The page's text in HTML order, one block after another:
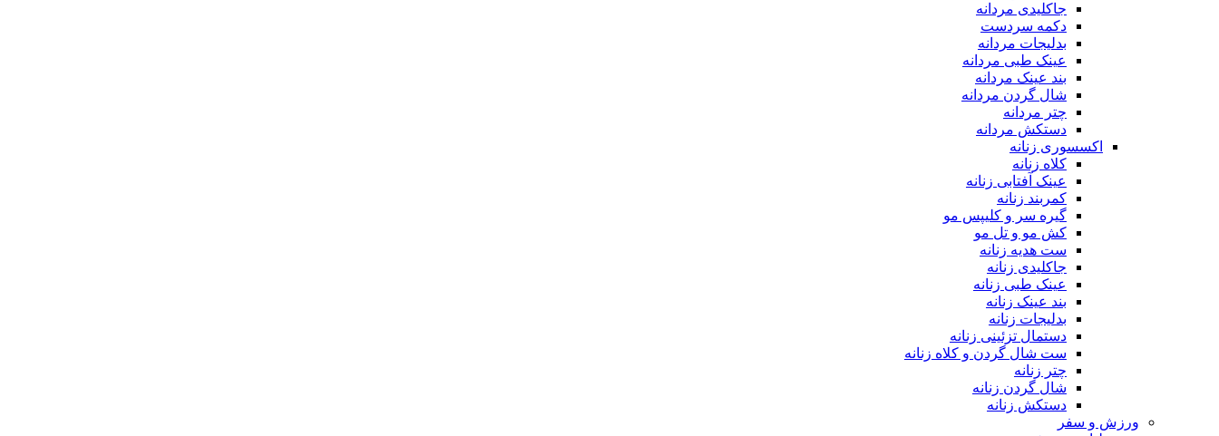
جاکلیدی مردانه
دکمه سردست
بدلیجات مردانه
عینک طبی مردانه
بند عینک مردانه
شال گردن مردانه
چتر مردانه
دستکش مردانه
اکسسوری زنانه
کلاه زنانه
عینک آفتابی زنانه
کمربند زنانه
گیره سر و کلیپس مو
کش مو و تل مو
ست هدیه زنانه
جاکلیدی زنانه
عینک طبی زنانه
بند عینک زنانه
بدلیجات زنانه
دستمال تزئینی زنانه
ست شال گردن و کلاه زنانه
چتر زنانه
شال گردن زنانه
دستکش زنانه
ورزش و سفر